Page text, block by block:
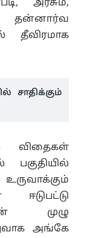
அரசும்,
தீவிரமாக
விதைகள்
ஈடுபட்டு
முழு
அங்கே